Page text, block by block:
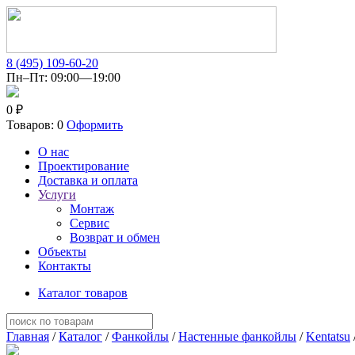
8 (495) 109-60-20
Пн–Пт: 09:00—19:00
0 ₽
Товаров: 0 Оформить
О нас
Проектирование
Доставка и оплата
Услуги
Монтаж
Сервис
Возврат и обмен
Объекты
Контакты
Каталог товаров
Главная /Каталог /Фанкойлы /Настенные фанкойлы /Kentatsu